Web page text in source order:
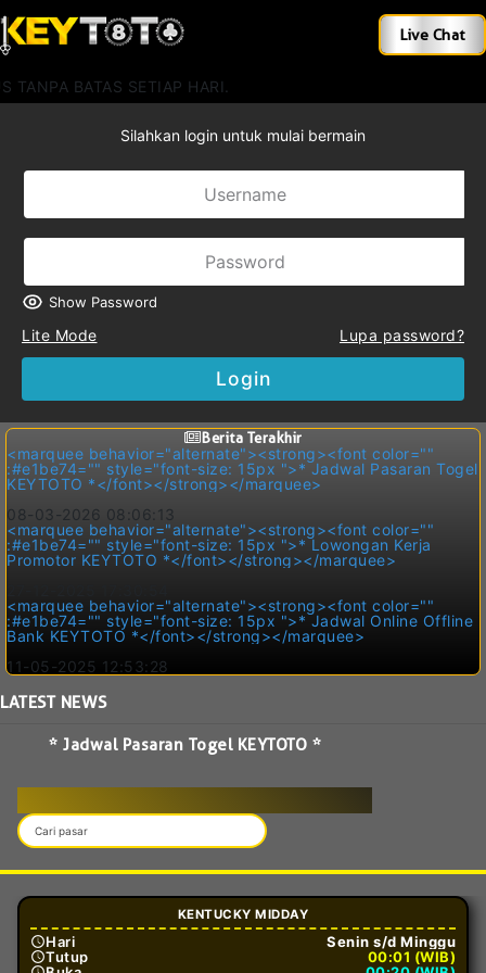
Live Chat
SETIAP HARI.
Silahkan login untuk mulai bermain
Show Password
Lite Mode Lupa password?
Login
Berita Terakhir
<marquee behavior="alternate"><strong><font color=""
:#e1be74="" style="font-size: 15px ">* Jadwal Pasaran Togel
KEYTOTO *</font></strong></marquee>
08-03-2026 08:06:13
<marquee behavior="alternate"><strong><font color=""
:#e1be74="" style="font-size: 15px ">* Lowongan Kerja
Promotor KEYTOTO *</font></strong></marquee>
<marquee behavior="alternate"><strong><font color=""
:#e1be74="" style="font-size: 15px ">* Jadwal Online Offline
Bank KEYTOTO *</font></strong></marquee>
11-05-2025 12:53:28
LATESTNEWS
* Jadwal Pasaran Togel KEYTOTO *
KENTUCKY MIDDAY
Hari
Senin s/d Minggu
Tutup
00:01 (WIB)